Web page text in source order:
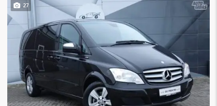
27